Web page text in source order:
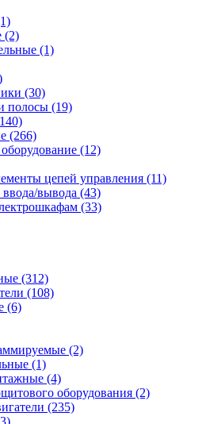
(2)
(1)
(30)
полосы (19)
(266)
(12)
цепей управления (11)
вывода (43)
(33)
(312)
(108)
(6)
(2)
(1)
(4)
оборудования (2)
(235)